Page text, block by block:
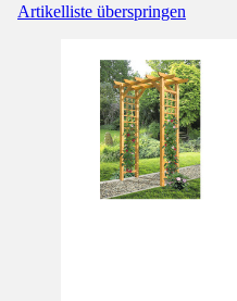
Artikelliste überspringen